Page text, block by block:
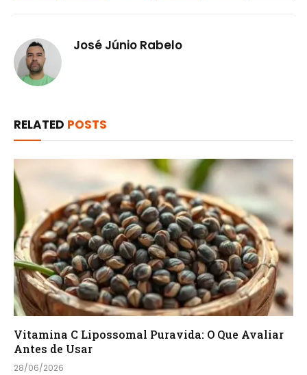
José Júnio Rabelo
RELATED POSTS
Vitamina C Lipossomal Puravida: O Que Avaliar
Antes de Usar
28/06/2026